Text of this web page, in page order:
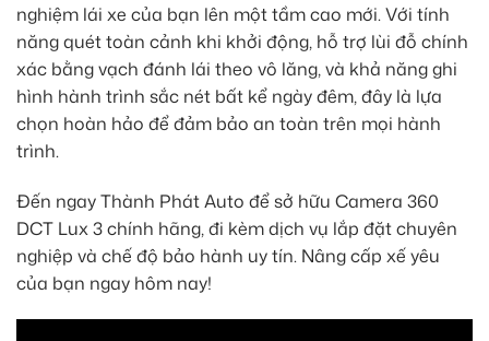
nghiệm lái xe của bạn lên một tầm cao mới. Với tính
năng quét toàn cảnh khi khởi động, hỗ trợ lùi đỗ chính
xác bằng vạch đánh lái theo vô lăng, và khả năng ghi
hình hành trình sắc nét bất kể ngày đêm, đây là lựa
chọn hoàn hảo để đảm bảo an toàn trên mọi hành
trình.
Đến ngay Thành Phát Auto để sở hữu Camera 360
DCT Lux 3 chính hãng, đi kèm dịch vụ lắp đặt chuyên
nghiệp và chế độ bảo hành uy tín. Nâng cấp xế yêu
của bạn ngay hôm nay!